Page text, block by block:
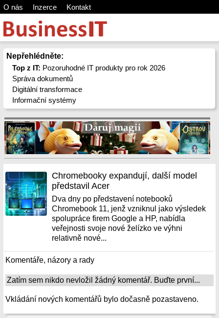
O nás Inzerce Kontakt
Nepřehlédněte:
Top z IT: Pozoruhodné IT produkty pro rok 2026
Správa dokumentů
Digitální transformace
Informační systémy
Chromebooky expandují, další model
představil Acer
Dva dny po představení notebooků
Chromebook 11, jenž vzniknul jako výsledek
spolupráce firem Google a HP, nabídla
veřejnosti svoje nové želízko ve výhni
relativně nové...
Komentáře, názory a rady
Zatím sem nikdo nevložil žádný komentář. Buďte první...
Vkládání nových komentářů bylo dočasně pozastaveno.